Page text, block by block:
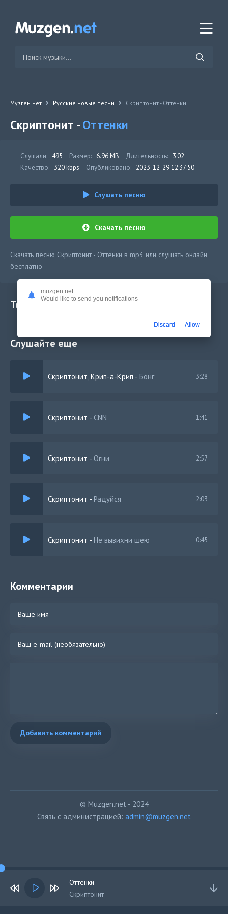
Музген.нет Русские новые песни Скриптонит - Оттенки
Скриптонит -Оттенки
Слушали: 495 Размер: 6.96 MB Длительность: 3:02
Качество: 320 kbps Опубликовано: 2023-12-29 12:37:50
Слушать песню
Скачать песню
Скачать песню Скриптонит - Оттенки в mp3 или слушать онлайн
бесплатно
Текст песни
Слушайте еще
Скриптонит, Крип-а-Крип - Бонг 3:28
Скриптонит - CNN 1:41
Скриптонит - Огни 2:57
Скриптонит - Радуйся 2:03
Скриптонит - Не вывихни шею 0:45
Комментарии
Добавить комментарий
© Muzgen.net - 2024
Связь с администрацией: admin@muzgen.net
muzgen.net
Would like to send you notifications
Discard Allow
Оттенки
Скриптонит